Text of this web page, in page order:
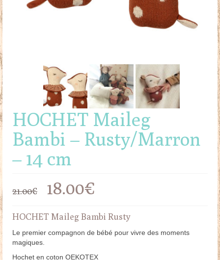
HOCHET Maileg
Bambi – Rusty/Marron
– 14 cm
21.00€
Le
prix
initial
était :
18.00€
prix
actuel
est :
HOCHET Maileg Bambi Rusty
Le premier compagnon de bébé pour vivre des moments
magiques.
Hochet en coton OEKOTEX